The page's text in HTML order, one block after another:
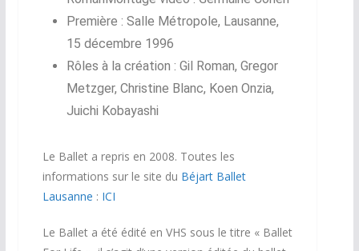
Première : Salle Métropole, Lausanne,
15 décembre 1996
Rôles à la création : Gil Roman, Gregor
Metzger, Christine Blanc, Koen Onzia,
Juichi Kobayashi
Le Ballet a repris en 2008. Toutes les
informations sur le site du Béjart Ballet
Lausanne : ICI
Le Ballet a été édité en VHS sous le titre « Ballet